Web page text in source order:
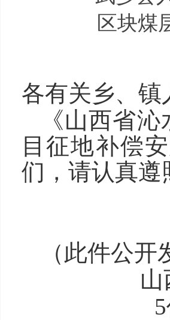
区块煤
各有关乡、
《山西省
目征地补偿
们，请认真遵
（此件公开